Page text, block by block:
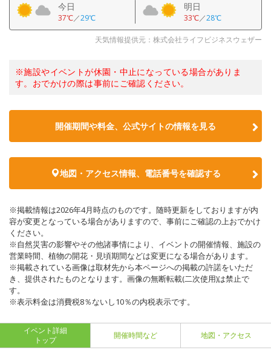
今日
37℃／29℃
明日
33℃／28℃
天気情報提供元：株式会社ライフビジネスウェザー
※施設やイベントが休園・中止になっている場合がありま
す。おでかけの際は事前にご確認ください。
開催期間や料金、公式サイトの情報を見る
地図・アクセス情報、電話番号を確認する
※掲載情報は2026年4月時点のものです。随時更新をしておりますが内
容が変更となっている場合がありますので、事前にご確認の上おでかけ
ください。
※自然災害の影響やその他諸事情により、イベントの開催情報、施設の
営業時間、植物の開花・見頃期間などは変更になる場合があります。
※掲載されている画像は取材先から本ページへの掲載の許諾をいただ
き、提供されたものとなります。画像の無断転載(二次使用)は禁止で
す。
※表示料金は消費税8％ないし10％の内税表示です。
イベント詳細
トップ
開催時間など 地図・アクセス